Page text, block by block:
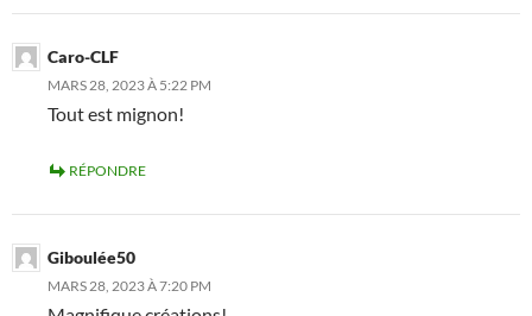
Caro-CLF
MARS 28, 2023 À 5:22 PM
Tout est mignon!
RÉPONDRE
Giboulée50
MARS 28, 2023 À 7:20 PM